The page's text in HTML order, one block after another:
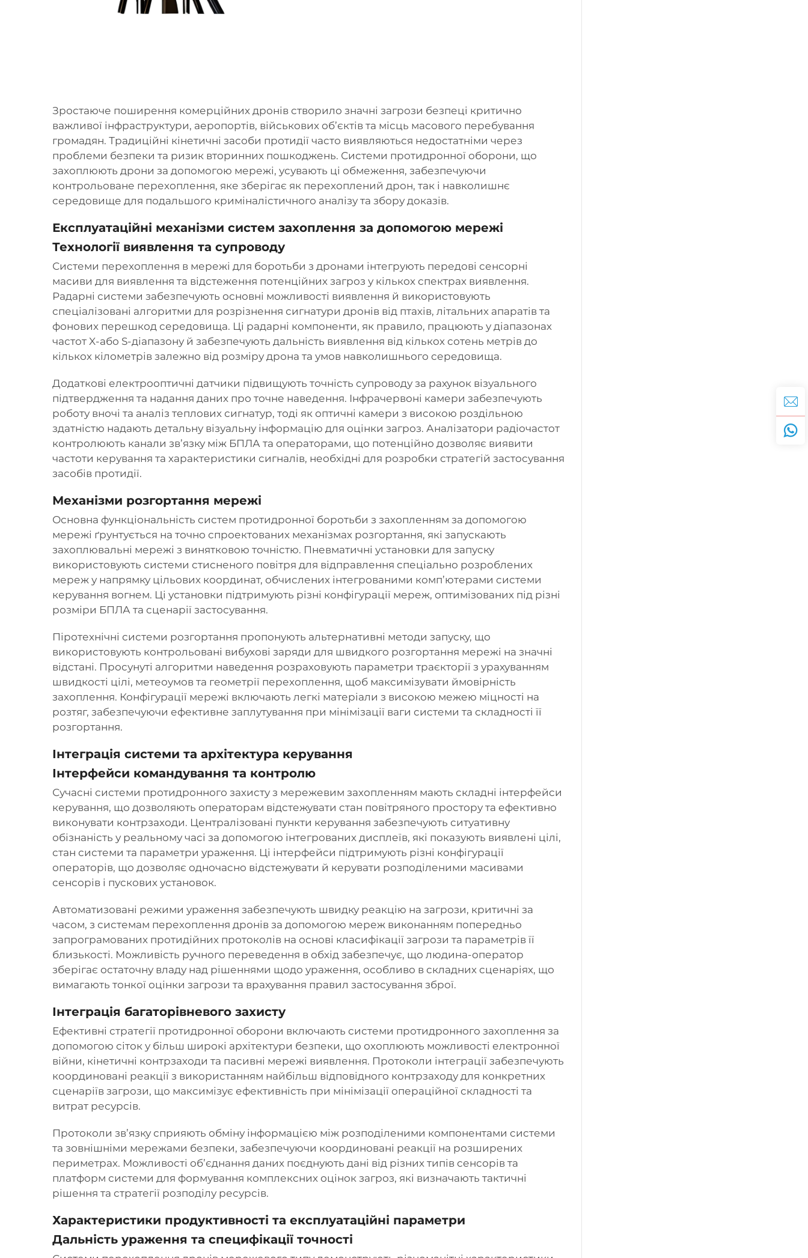
Зростаюче поширення комерційних дронів створило значні загрози безпеці критично
важливої інфраструктури, аеропортів, військових об’єктів та місць масового перебування
громадян. Традиційні кінетичні засоби протидії часто виявляються недостатніми через
проблеми безпеки та ризик вторинних пошкоджень. Системи протидронної оборони, що
захоплюють дрони за допомогою мережі, усувають ці обмеження, забезпечуючи
контрольоване перехоплення, яке зберігає як перехоплений дрон, так і навколишнє
середовище для подальшого криміналістичного аналізу та збору доказів.
Експлуатаційні механізми систем захоплення за допомогою мережі
Технології виявлення та супроводу
Системи перехоплення в мережі для боротьби з дронами інтегрують передові сенсорні
масиви для виявлення та відстеження потенційних загроз у кількох спектрах виявлення.
Радарні системи забезпечують основні можливості виявлення й використовують
спеціалізовані алгоритми для розрізнення сигнатури дронів від птахів, літальних апаратів та
фонових перешкод середовища. Ці радарні компоненти, як правило, працюють у діапазонах
частот X-або S-діапазону й забезпечують дальність виявлення від кількох сотень метрів до
кількох кілометрів залежно від розміру дрона та умов навколишнього середовища.
Додаткові електрооптичні датчики підвищують точність супроводу за рахунок візуального
підтвердження та надання даних про точне наведення. Інфрачервоні камери забезпечують
роботу вночі та аналіз теплових сигнатур, тоді як оптичні камери з високою роздільною
здатністю надають детальну візуальну інформацію для оцінки загроз. Аналізатори радіочастот
контролюють канали зв’язку між БПЛА та операторами, що потенційно дозволяє виявити
частоти керування та характеристики сигналів, необхідні для розробки стратегій застосування
засобів протидії.
Механізми розгортання мережі
Основна функціональність систем протидронної боротьби з захопленням за допомогою
мережі ґрунтується на точно спроектованих механізмах розгортання, які запускають
захоплювальні мережі з винятковою точністю. Пневматичні установки для запуску
використовують системи стисненого повітря для відправлення спеціально розроблених
мереж у напрямку цільових координат, обчислених інтегрованими комп’ютерами системи
керування вогнем. Ці установки підтримують різні конфігурації мереж, оптимізованих під різні
розміри БПЛА та сценарії застосування.
Піротехнічні системи розгортання пропонують альтернативні методи запуску, що
використовують контрольовані вибухові заряди для швидкого розгортання мережі на значні
відстані. Просунуті алгоритми наведення розраховують параметри траєкторії з урахуванням
швидкості цілі, метеоумов та геометрії перехоплення, щоб максимізувати ймовірність
захоплення. Конфігурації мережі включають легкі матеріали з високою межею міцності на
розтяг, забезпечуючи ефективне заплутування при мінімізації ваги системи та складності її
розгортання.
Інтеграція системи та архітектура керування
Інтерфейси командування та контролю
Сучасні системи протидронного захисту з мережевим захопленням мають складні інтерфейси
керування, що дозволяють операторам відстежувати стан повітряного простору та ефективно
виконувати контрзаходи. Централізовані пункти керування забезпечують ситуативну
обізнаність у реальному часі за допомогою інтегрованих дисплеїв, які показують виявлені цілі,
стан системи та параметри ураження. Ці інтерфейси підтримують різні конфігурації
операторів, що дозволяє одночасно відстежувати й керувати розподіленими масивами
сенсорів і пускових установок.
Автоматизовані режими ураження забезпечують швидку реакцію на загрози, критичні за
часом, з системам перехоплення дронів за допомогою мереж виконанням попередньо
запрограмованих протидійних протоколів на основі класифікації загрози та параметрів її
близькості. Можливість ручного переведення в обхід забезпечує, що людина-оператор
зберігає остаточну владу над рішеннями щодо ураження, особливо в складних сценаріях, що
вимагають тонкої оцінки загрози та врахування правил застосування зброї.
Інтеграція багаторівневого захисту
Ефективні стратегії протидронної оборони включають системи протидронного захоплення за
допомогою сіток у більш широкі архітектури безпеки, що охоплюють можливості електронної
війни, кінетичні контрзаходи та пасивні мережі виявлення. Протоколи інтеграції забезпечують
координовані реакції з використанням найбільш відповідного контрзаходу для конкретних
сценаріїв загрози, що максимізує ефективність при мінімізації операційної складності та
витрат ресурсів.
Протоколи зв’язку сприяють обміну інформацією між розподіленими компонентами системи
та зовнішніми мережами безпеки, забезпечуючи координовані реакції на розширених
периметрах. Можливості об’єднання даних поєднують дані від різних типів сенсорів та
платформ системи для формування комплексних оцінок загроз, які визначають тактичні
рішення та стратегії розподілу ресурсів.
Характеристики продуктивності та експлуатаційні параметри
Дальність ураження та специфікації точності